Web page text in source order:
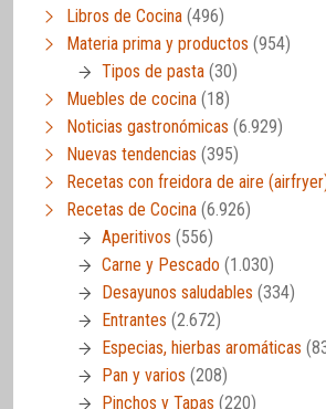
Libros de Cocina (496)
Materia prima y productos (954)
Tipos de pasta (30)
Muebles de cocina (18)
Noticias gastronómicas (6.929)
Nuevas tendencias (395)
Recetas con freidora de aire
Recetas de Cocina (6.926)
Aperitivos (556)
Carne y Pescado (1.030)
Desayunos saludables (334)
Entrantes (2.672)
Especias, hierbas aromáticas
Pan y varios (208)
Pinchos y Tapas (220)